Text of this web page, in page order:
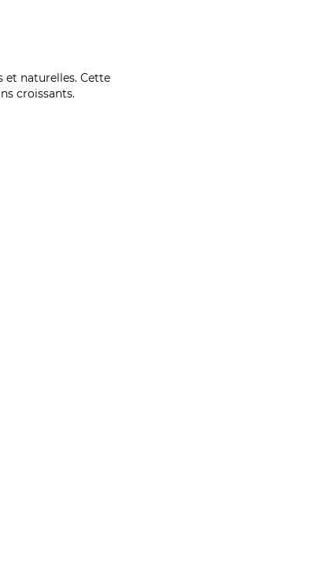
et naturelles. Cette
croissants.